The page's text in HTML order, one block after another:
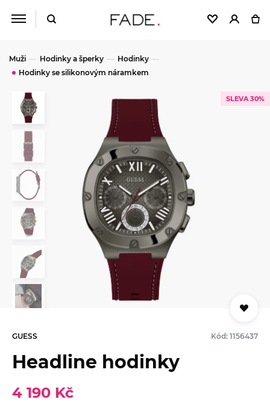
Muži Hodinky a šperky
Hodinky
Hodinky se silikonovým náramkem
SLEVA 30%
GUESS Kód: 1156437
Headline hodinky
4 190 Kč